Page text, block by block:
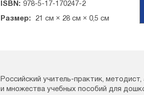
ISBN: 978-5-17-170247-2
Размер: 21 см × 28 см × 0,5 см
Российский учитель-практик,
и множества учебных пособий для